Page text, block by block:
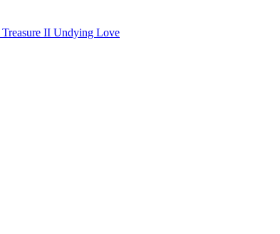
Treasure II Undying Love